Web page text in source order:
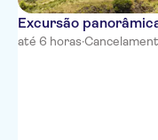
Excursão
até 6 horas·